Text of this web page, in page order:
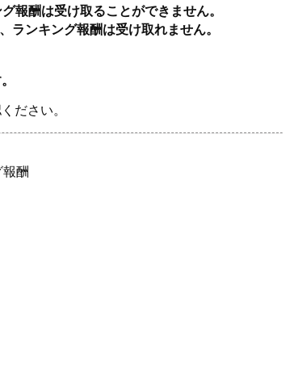
報酬は受け取ることができません。
ンキング報酬は受け取れません。
ださい。
酬